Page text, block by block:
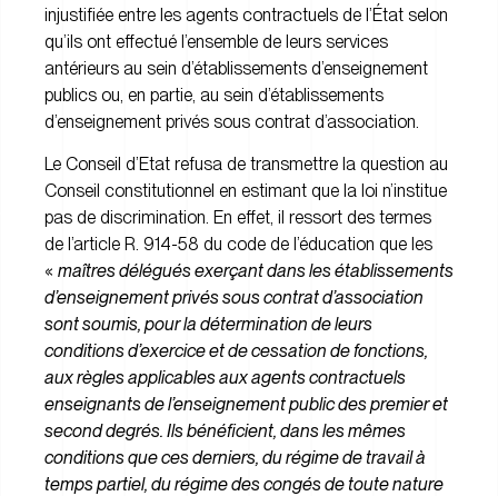
injustifiée entre les agents contractuels de l’État selon
qu’ils ont effectué l’ensemble de leurs services
antérieurs au sein d’établissements d’enseignement
publics ou, en partie, au sein d’établissements
d’enseignement privés sous contrat d’association.
Le Conseil d’Etat refusa de transmettre la question au
Conseil constitutionnel en estimant que la loi n’institue
pas de discrimination. En effet, il ressort des termes
de l’article R. 914-58 du code de l’éducation que les
« maîtres délégués exerçant dans les établissements
d’enseignement privés sous contrat d’association
sont soumis, pour la détermination de leurs
conditions d’exercice et de cessation de fonctions,
aux règles applicables aux agents contractuels
enseignants de l’enseignement public des premier et
second degrés. Ils bénéficient, dans les mêmes
conditions que ces derniers, du régime de travail à
temps partiel, du régime des congés de toute nature